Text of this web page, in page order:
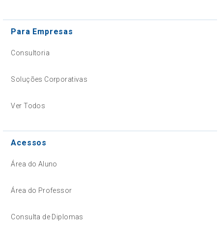
Para Empresas
Consultoria
Soluções Corporativas
Ver Todos
Acessos
Área do Aluno
Área do Professor
Consulta de Diplomas